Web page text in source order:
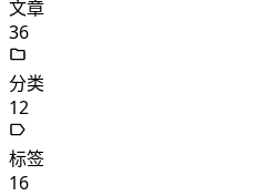
文章
36
分类
12
标签
16